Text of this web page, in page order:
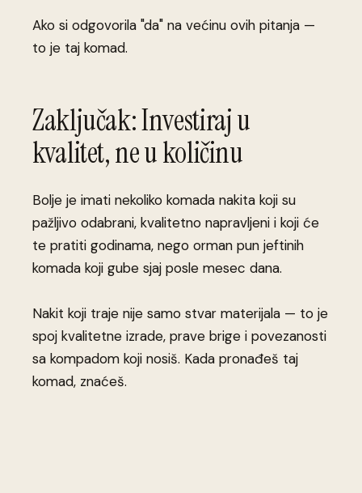
Ako si odgovorila "da" na većinu ovih pitanja —
to je taj komad.
Zaključak: Investiraj u
kvalitet, ne u količinu
Bolje je imati nekoliko komada nakita koji su
pažljivo odabrani, kvalitetno napravljeni i koji će
te pratiti godinama, nego orman pun jeftinih
komada koji gube sjaj posle mesec dana.
Nakit koji traje nije samo stvar materijala — to je
spoj kvalitetne izrade, prave brige i povezanosti
sa kompadom koji nosiš. Kada pronađeš taj
komad, znaćeš.